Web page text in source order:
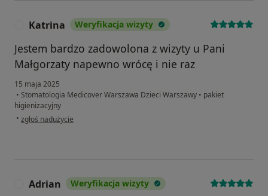
Katrina Weryfikacja wizyty
Jestem bardzo zadowolona z wizyty u Pani
Małgorzaty napewno wrócę i nie raz
15 maja 2025
• Stomatologia Medicover Warszawa Dzieci Warszawy • pakiet
higienizacyjny
• w opinii użytkownika Katrina
zgłoś nadużycie
Adrian Weryfikacja wizyty